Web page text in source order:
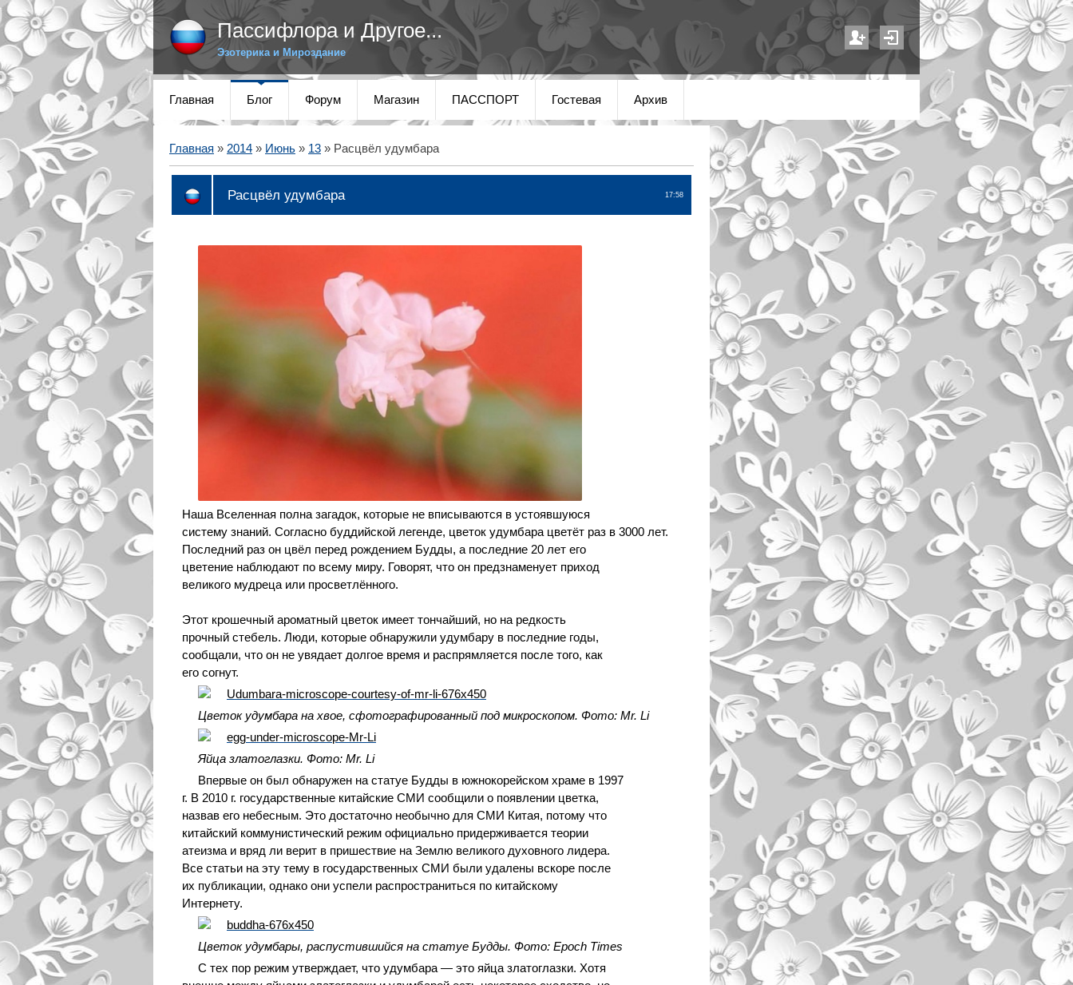
Пассифлора и Другое...
Эзотерика и Мироздание
Главная Блог Форум Магазин ПАССПОРТ Гостевая Архив
Главная » 2014 » Июнь » 13 » Расцвёл удумбара
17:58
Расцвёл удумбара
Наша Вселенная полна загадок, которые не вписываются в устоявшуюся
систему знаний. Согласно буддийской легенде, цветок удумбара цветёт раз в 3000 лет.
Последний раз он цвёл перед рождением Будды, а последние 20 лет его
цветение наблюдают по всему миру. Говорят, что он предзнаменует приход
великого мудреца или просветлённого.
Этот крошечный ароматный цветок имеет тончайший, но на редкость
прочный стебель. Люди, которые обнаружили удумбару в последние годы,
сообщали, что он не увядает долгое время и распрямляется после того, как
его согнут.
Цветок удумбара на хвое, сфотографированный под микроскопом. Фото: Mr. Li
Яйца златоглазки. Фото: Mr. Li
Впервые он был обнаружен на статуе Будды в южнокорейском храме в 1997
г. В 2010 г. государственные китайские СМИ сообщили о появлении цветка,
назвав его небесным. Это достаточно необычно для СМИ Китая, потому что
китайский коммунистический режим официально придерживается теории
атеизма и вряд ли верит в пришествие на Землю великого духовного лидера.
Все статьи на эту тему в государственных СМИ были удалены вскоре после
их публикации, однако они успели распространиться по китайскому
Интернету.
Цветок удумбары, распустившийся на статуе Будды. Фото: Epoch Times
С тех пор режим утверждает, что удумбара — это яйца златоглазки. Хотя